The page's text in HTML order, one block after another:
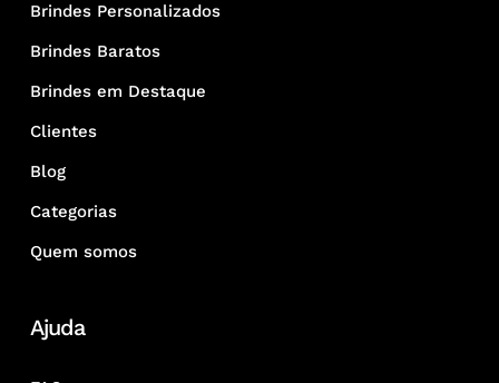
Brindes Personalizados
Brindes Baratos
Brindes em Destaque
Clientes
Blog
Categorias
Quem somos
Ajuda